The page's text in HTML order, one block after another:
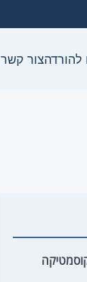
צור קשר